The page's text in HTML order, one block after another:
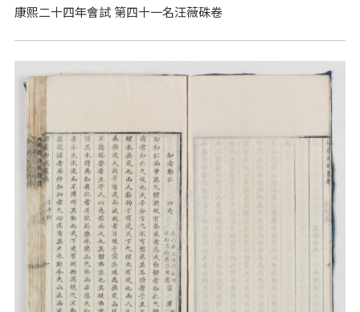
康熙二十四年會試 第四十一名汪薇硃卷